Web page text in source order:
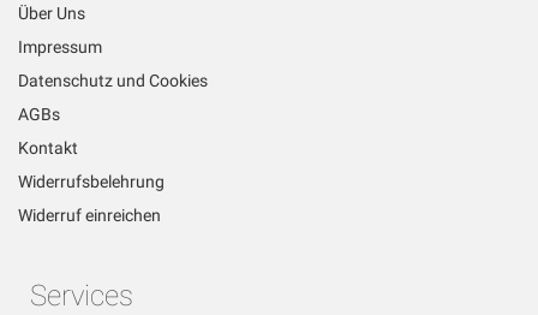
Über Uns
Impressum
Datenschutz und Cookies
AGBs
Kontakt
Widerrufsbelehrung
Widerruf einreichen
Services